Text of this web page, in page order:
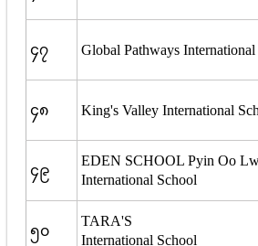
၄၇ Global Pathways
၄၈ King's Valley International
၄၉
EDEN SCHOOL Pyin Oo
International School
၅၀
TARA'S
International School